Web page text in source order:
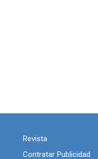
Revista
Contratar Publicidad